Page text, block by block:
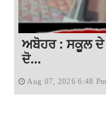
ਅਬੋਹਰ : ਸਕੂਲ ਦੇ
ਦੋ...
Aug 07, 2026 6:48 Pm